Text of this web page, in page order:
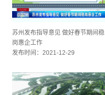
苏州发布指导意见 做好春节期间稳
岗惠企工作
发布时间：2021-12-29